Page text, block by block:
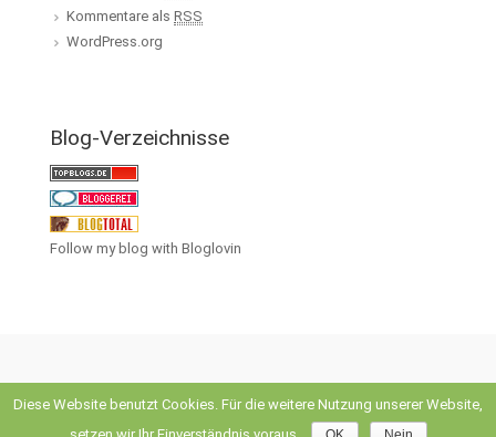
Kommentare als RSS
WordPress.org
Blog-Verzeichnisse
Follow my blog with Bloglovin
theme by Theme4Press • Powered byWordPress
Diese Website benutzt Cookies. Für die weitere Nutzung unserer Website,